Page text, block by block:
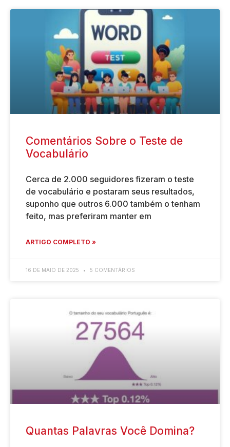
Comentários Sobre o Teste de
Vocabulário
Cerca de 2.000 seguidores fizeram o teste
de vocabulário e postaram seus resultados,
suponho que outros 6.000 também o tenham
feito, mas preferiram manter em
ARTIGO COMPLETO »
16 DE MAIO DE 2025 5 COMENTÁRIOS
Quantas Palavras Você Domina?